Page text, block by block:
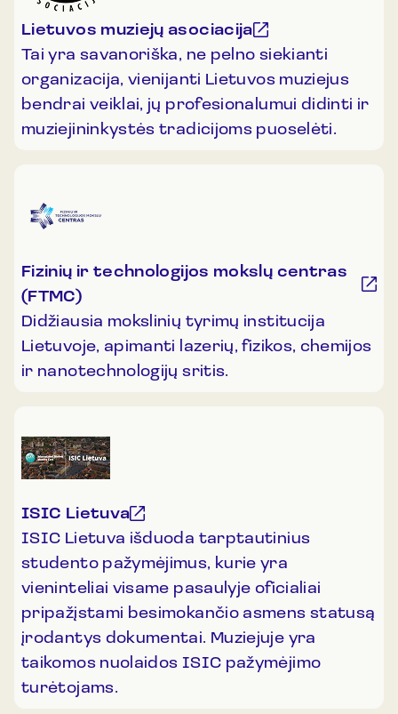
Lietuvos muziejų asociacija
Tai yra savanoriška, ne pelno siekianti
organizacija, vienijanti Lietuvos muziejus
bendrai veiklai, jų profesionalumui didinti ir
muziejininkystės tradicijoms puoselėti.
Fizinių ir technologijos mokslų centras
(FTMC)
Didžiausia mokslinių tyrimų institucija
Lietuvoje, apimanti lazerių, fizikos, chemijos
ir nanotechnologijų sritis.
ISIC Lietuva
ISIC Lietuva išduoda tarptautinius
studento pažymėjimus, kurie yra
vieninteliai visame pasaulyje oficialiai
pripažįstami besimokančio asmens statusą
įrodantys dokumentai. Muziejuje yra
taikomos nuolaidos ISIC pažymėjimo
turėtojams.